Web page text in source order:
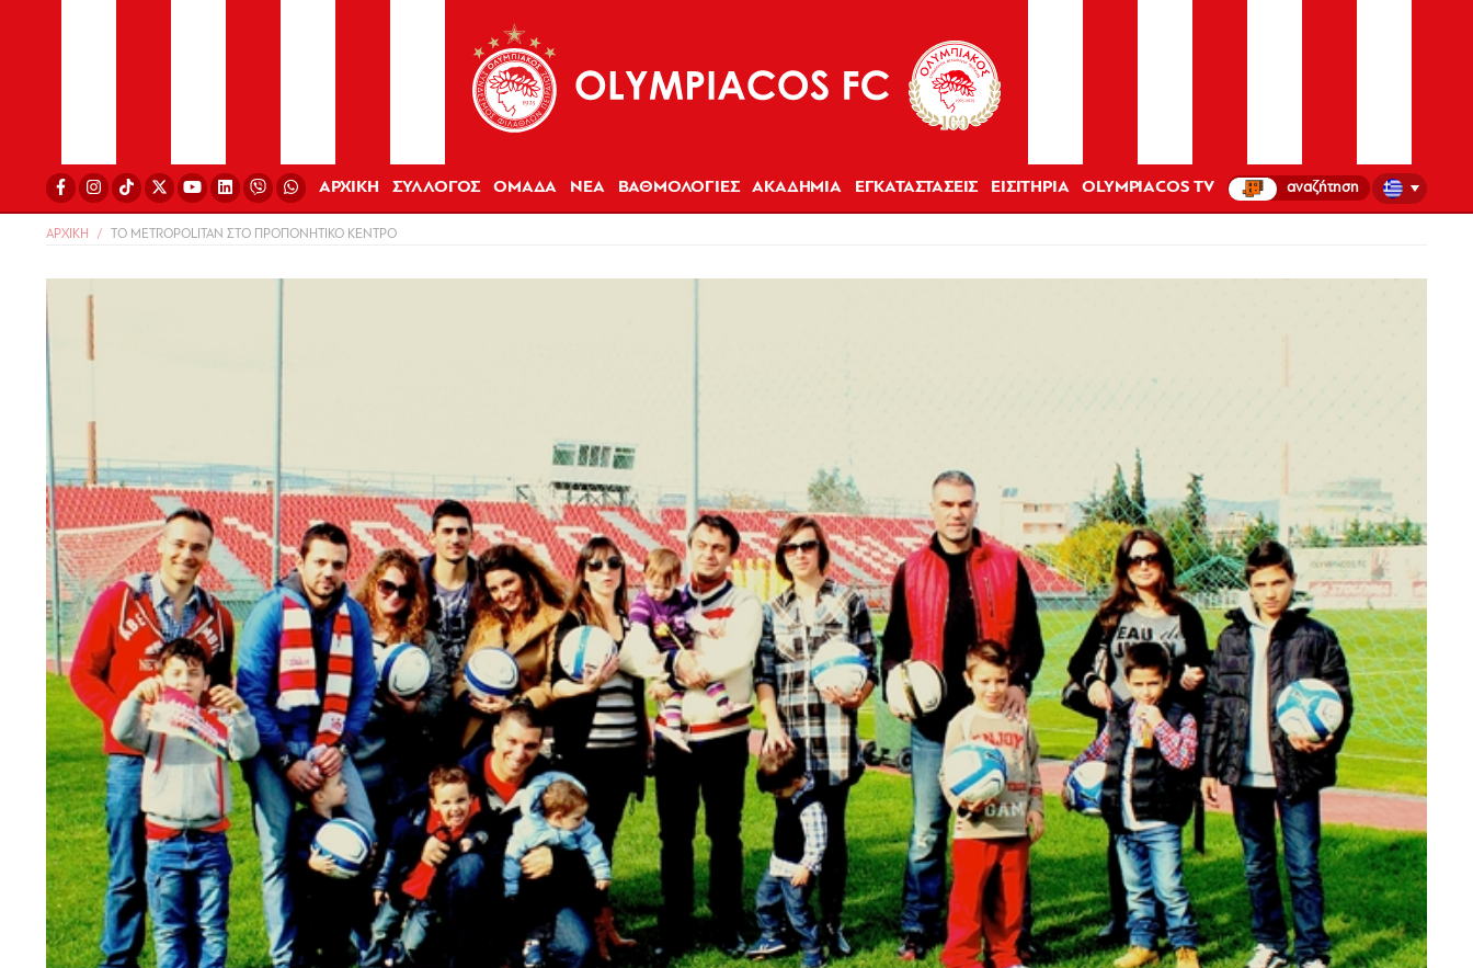
ΑΡΧΙΚΗ ΣΥΛΛΟΓΟΣ ΟΜΑΔΑ ΝΕΑ ΒΑΘΜΟΛΟΓΙΕΣ ΑΚΑΔΗΜΙΑ ΕΓΚΑΤΑΣΤΑΣΕΙΣ ΕΙΣΙΤΗΡΙΑ OLYMPIACOS TV
ΑΡΧΙΚΗ ΤΟ METROPOLITAN ΣΤΟ ΠΡΟΠΟΝΗΤΙΚΟ ΚΕΝΤΡΟ